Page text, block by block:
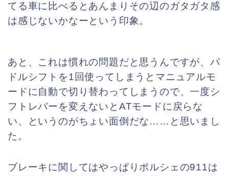
てる車に比べるとあんまりその辺のガタガタ感
は感じないかなーという印象。
あと、これは慣れの問題だと思うんですが、パ
ドルシフトを1回使ってしまうとマニュアルモ
ードに自動で切り替わってしまうので、一度シ
フトレバーを変えないとATモードに戻らな
い、というのがちょい面倒だな……と思いまし
た。
ブレーキに関してはやっぱりポルシェの911は